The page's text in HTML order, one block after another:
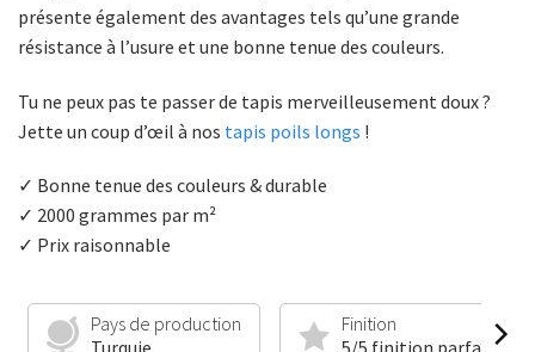
présente également des avantages tels qu’une grande
résistance à l’usure et une bonne tenue des couleurs.
Tu ne peux pas te passer de tapis merveilleusement doux ?
Jette un coup d’œil à nos tapis poils longs !
✓ Bonne tenue des couleurs & durable
✓ 2000 grammes par m²
✓ Prix raisonnable
Pays de production
Finition